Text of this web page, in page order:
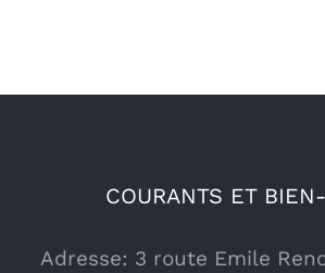
COURANTS ET
Adresse: 3 route Emile